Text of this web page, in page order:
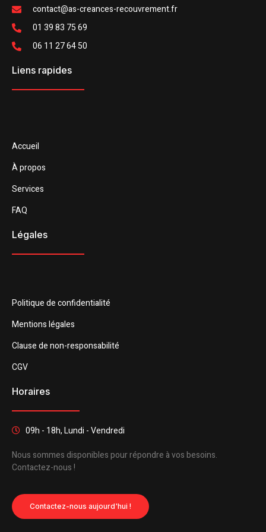
contact@as-creances-recouvrement.fr
01 39 83 75 69
06 11 27 64 50
Liens rapides
Accueil
À propos
Services
FAQ
Légales
Politique de confidentialité
Mentions légales
Clause de non-responsabilité
CGV
Horaires
09h - 18h, Lundi - Vendredi
Nous sommes disponibles pour répondre à vos besoins.
Contactez-nous !
Contactez-nous aujourd'hui !